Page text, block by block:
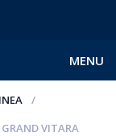
MENU
VITARA